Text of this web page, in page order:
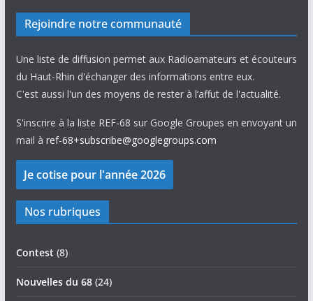
Rejoindre notre communauté
Une liste de diffusion permet aux Radioamateurs et écouteurs
du Haut-Rhin d'échanger des informations entre eux.
C'est aussi l'un des moyens de rester à l’affut de l'actualité.
S'inscrire à la liste REF-68 sur Google Groupes en envoyant un
mail à ref-68+subscribe@googlegroups.com
Nos rubriques
Contest (8)
Nouvelles du 68(24)